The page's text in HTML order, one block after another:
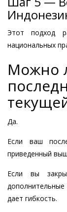
Этот подход
национальных
Можно
Да.
Если ваш
приведенный
Если вы
дает гибкость.